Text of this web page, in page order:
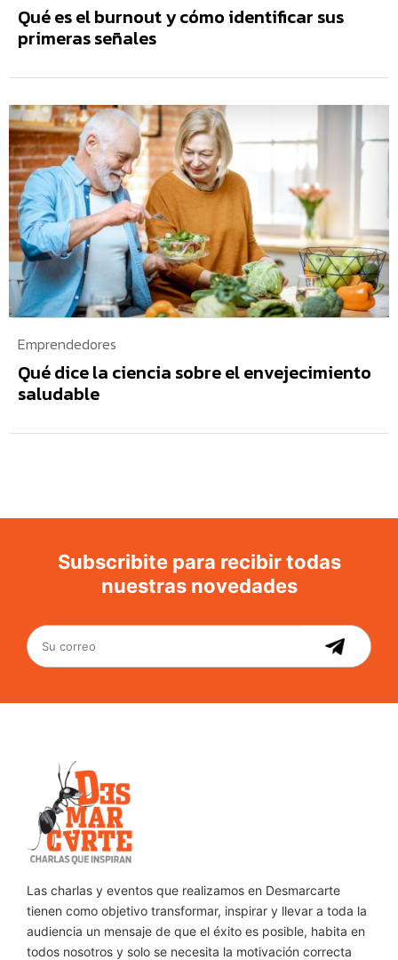
Qué es el burnout y cómo identificar sus
primeras señales
Emprendedores
Qué dice la ciencia sobre el envejecimiento
saludable
Subscribite para recibir todas
nuestras novedades
Las charlas y eventos que realizamos en Desmarcarte
tienen como objetivo transformar, inspirar y llevar a toda la
audiencia un mensaje de que el éxito es posible, habita en
todos nosotros y solo se necesita la motivación correcta